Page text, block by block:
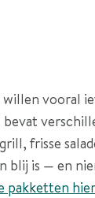
vooral
frisse
blij is — en
pakketten hier